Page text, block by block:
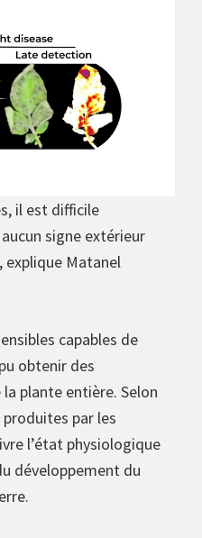
il est difficile
signe extérieur
explique Matanel
capables de
obtenir des
plante entière. Selon
par les
l’état physiologique
développement du